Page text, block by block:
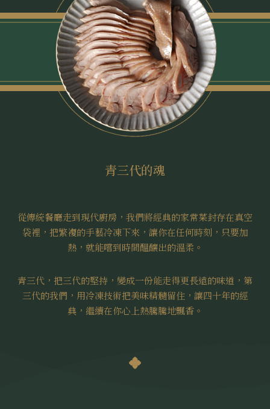
青三代的魂
從傳統餐廳走到現代廚房，我們將經典的家常菜封存在真空
袋裡，把繁複的手藝冷凍下來，讓你在任何時刻，只要加
熱，就能嚐到時間醞釀出的溫柔。
青三代，把三代的堅持，變成一份能走得更長遠的味道，第
三代的我們，用冷凍技術把美味精髓留住，讓四十年的經
典，繼續在你心上熱騰騰地飄香。